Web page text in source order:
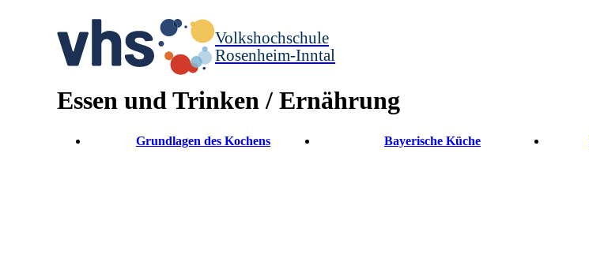
Volkshochschule
Rosenheim-Inntal
Essen und Trinken / Ernährung
Grundlagen des Kochens Bayerische Küche